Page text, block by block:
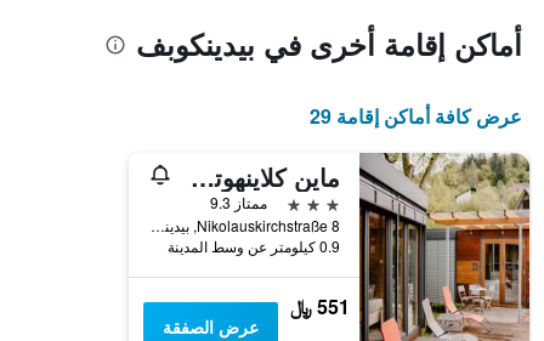
أماكن إقامة أخرى في بيدينكوبف
عرض كافة أماكن إقامة 29
ماين كلاينهوتل بيدينكوبف
3 نجوم
ممتاز 9.3
Nikolauskirchstraße 8, بيدينكوبف, هسه, ألمانيا
0.9 كيلومتر عن وسط المدينة
551 ﷼
عرض الصفقة